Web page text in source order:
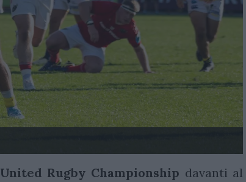
United Rugby Championship davanti al